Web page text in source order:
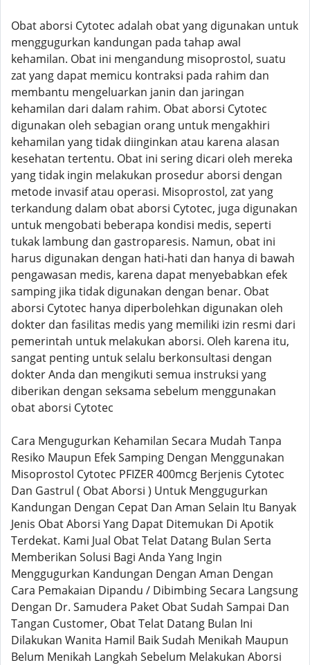
Obat aborsi Cytotec adalah obat yang digunakan untuk
menggugurkan kandungan pada tahap awal
kehamilan. Obat ini mengandung misoprostol, suatu
zat yang dapat memicu kontraksi pada rahim dan
membantu mengeluarkan janin dan jaringan
kehamilan dari dalam rahim. Obat aborsi Cytotec
digunakan oleh sebagian orang untuk mengakhiri
kehamilan yang tidak diinginkan atau karena alasan
kesehatan tertentu. Obat ini sering dicari oleh mereka
yang tidak ingin melakukan prosedur aborsi dengan
metode invasif atau operasi. Misoprostol, zat yang
terkandung dalam obat aborsi Cytotec, juga digunakan
untuk mengobati beberapa kondisi medis, seperti
tukak lambung dan gastroparesis. Namun, obat ini
harus digunakan dengan hati-hati dan hanya di bawah
pengawasan medis, karena dapat menyebabkan efek
samping jika tidak digunakan dengan benar. Obat
aborsi Cytotec hanya diperbolehkan digunakan oleh
dokter dan fasilitas medis yang memiliki izin resmi dari
pemerintah untuk melakukan aborsi. Oleh karena itu,
sangat penting untuk selalu berkonsultasi dengan
dokter Anda dan mengikuti semua instruksi yang
diberikan dengan seksama sebelum menggunakan
obat aborsi Cytotec
Cara Mengugurkan Kehamilan Secara Mudah Tanpa
Resiko Maupun Efek Samping Dengan Menggunakan
Misoprostol Cytotec PFIZER 400mcg Berjenis Cytotec
Dan Gastrul ( Obat Aborsi ) Untuk Menggugurkan
Kandungan Dengan Cepat Dan Aman Selain Itu Banyak
Jenis Obat Aborsi Yang Dapat Ditemukan Di Apotik
Terdekat. Kami Jual Obat Telat Datang Bulan Serta
Memberikan Solusi Bagi Anda Yang Ingin
Menggugurkan Kandungan Dengan Aman Dengan
Cara Pemakaian Dipandu / Dibimbing Secara Langsung
Dengan Dr. Samudera Paket Obat Sudah Sampai Dan
Tangan Customer, Obat Telat Datang Bulan Ini
Dilakukan Wanita Hamil Baik Sudah Menikah Maupun
Belum Menikah Langkah Sebelum Melakukan Aborsi